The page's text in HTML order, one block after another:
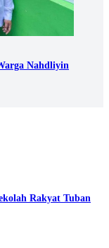
Nahdliyin
Rakyat Tuban